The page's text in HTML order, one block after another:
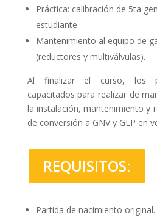
Práctica: calibración de 5ta
estudiante
Mantenimiento al equipo de
(reductores y multiválvulas).
Al finalizar el curso, los
capacitados para realizar de
la instalación, mantenimiento y
de conversión a GNV y GLP en
REQUISITOS:
Partida de nacimiento original.